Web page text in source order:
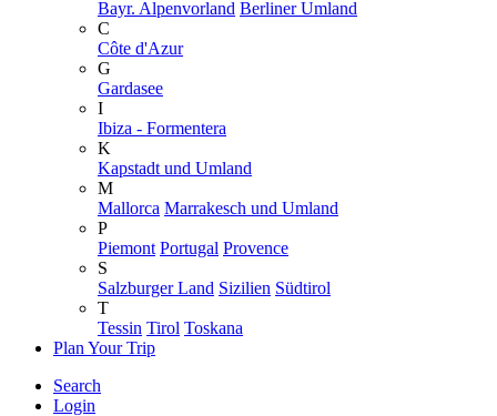
Bayr. Alpenvorland Berliner Umland
C
Côte d'Azur
G
Gardasee
I
Ibiza - Formentera
K
Kapstadt und Umland
M
Mallorca Marrakesch und Umland
P
Piemont Portugal Provence
S
Salzburger Land Sizilien Südtirol
T
Tessin Tirol Toskana
Plan Your Trip
Search
Login